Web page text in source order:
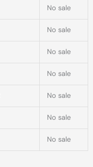
No sale
No sale
No sale
No sale
No sale
No sale
No sale